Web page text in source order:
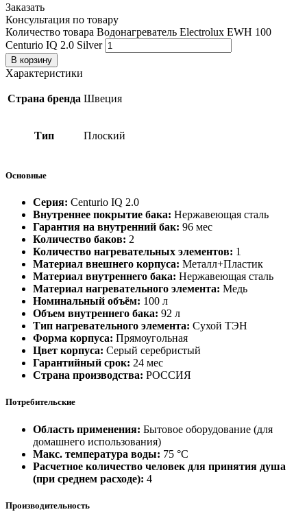
Заказать
Консультация по товару
Количество товара Водонагреватель Electrolux EWH 100
Centurio IQ 2.0 Silver
В корзину
Характеристики
Страна бренда Швеция
Тип Плоский
Основные
Серия: Centurio IQ 2.0
Внутреннее покрытие бака: Нержавеющая сталь
Гарантия на внутренний бак: 96 мес
Количество баков: 2
Количество нагревательных элементов: 1
Материал внешнего корпуса: Металл+Пластик
Материал внутреннего бака: Нержавеющая сталь
Материал нагревательного элемента: Медь
Номинальный объём: 100 л
Объем внутреннего бака: 92 л
Тип нагревательного элемента: Сухой ТЭН
Форма корпуса: Прямоугольная
Цвет корпуса: Серый серебристый
Гарантийный срок: 24 мес
Страна производства: РОССИЯ
Потребительские
Область применения: Бытовое оборудование (для
домашнего использования)
Макс. температура воды: 75 °С
Расчетное количество человек для принятия душа
(при среднем расходе): 4
Производительность